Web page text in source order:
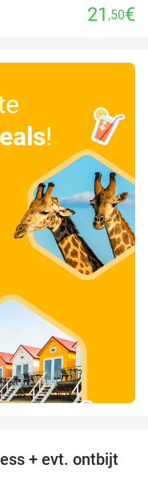
21 ,50€
!
55%
+ evt. ontbijt